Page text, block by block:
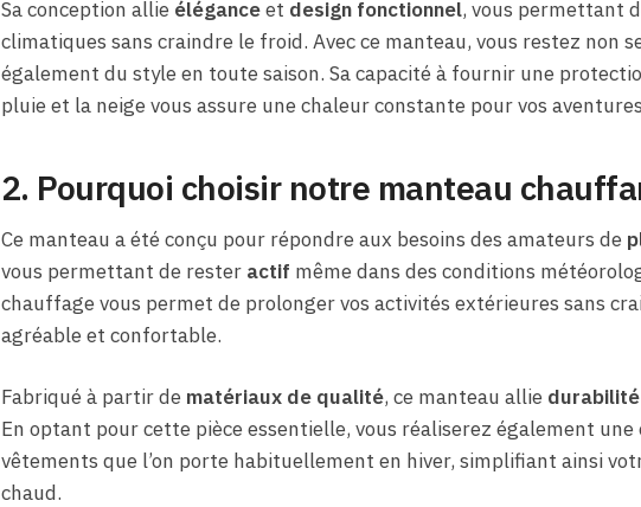
Sa conception allie éléganceet design fonctionnel, vous permettant
climatiques sans craindre le froid. Avec ce manteau, vous restez non
également du style en toute saison. Sa capacité à fournir une
pluie et la neige vous assure une chaleur constante pour vos
2. Pourquoi choisir notre manteau
Ce manteau a été conçu pour répondre aux besoins des amateurs de
vous permettant de rester actif même dans des conditions
chauffage vous permet de prolonger vos activités extérieures sans
agréable et confortable.
Fabriqué à partir de matériaux de qualité, ce manteau allie durabilité
En optant pour cette pièce essentielle, vous réaliserez également
vêtements que l’on porte habituellement en hiver, simplifiant ainsi
chaud.